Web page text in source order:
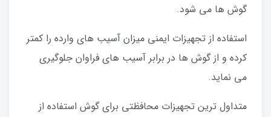
گوش ها می شود.
استفاده از تجهیزات ایمنی میزان آسیب های وارده را کمتر
کرده و از گوش ها در برابر آسیب های فراوان جلوگیری
می نماید.
متداول ترین تجهیزات محافظتی برای گوش استفاده از